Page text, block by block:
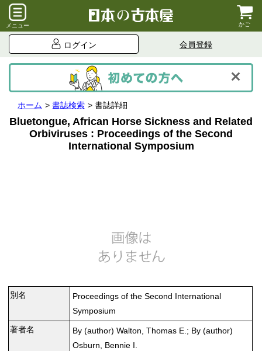
メニュー かご
ログイン 会員登録
ホーム 書誌検索 書誌詳細
Bluetongue, African Horse Sickness and Related
Orbiviruses : Proceedings of the Second
International Symposium
別名
Proceedings of the Second International
Symposium
著者名
By (author) Walton, Thomas E.; By (author)
Osburn, Bennie I.